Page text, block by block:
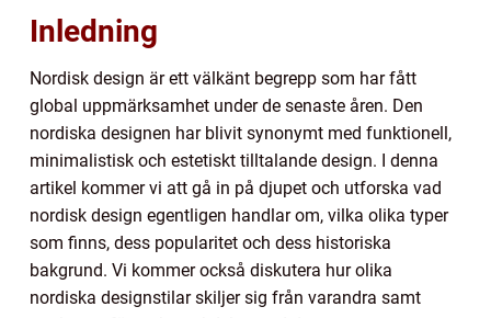
Inledning
Nordisk design är ett välkänt begrepp som har fått
global uppmärksamhet under de senaste åren. Den
nordiska designen har blivit synonymt med funktionell,
minimalistisk och estetiskt tilltalande design. I denna
artikel kommer vi att gå in på djupet och utforska vad
nordisk design egentligen handlar om, vilka olika typer
som finns, dess popularitet och dess historiska
bakgrund. Vi kommer också diskutera hur olika
nordiska designstilar skiljer sig från varandra samt